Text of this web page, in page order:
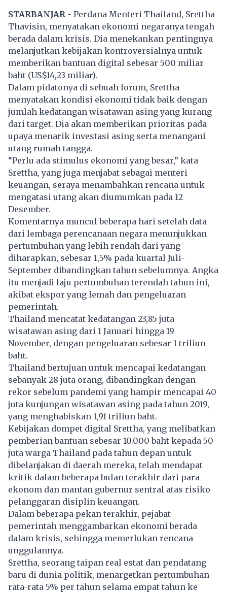
STARBANJAR - Perdana Menteri Thailand, Srettha
Thavisin, menyatakan ekonomi negaranya tengah
berada dalam krisis. Dia menekankan pentingnya
melanjutkan kebijakan kontroversialnya untuk
memberikan bantuan digital sebesar 500 miliar
baht (US$14,23 miliar).
Dalam pidatonya di sebuah forum, Srettha
menyatakan kondisi ekonomi tidak baik dengan
jumlah kedatangan wisatawan asing yang kurang
dari target. Dia akan memberikan prioritas pada
upaya menarik investasi asing serta menangani
utang rumah tangga.
“Perlu ada stimulus ekonomi yang besar,” kata
Srettha, yang juga menjabat sebagai menteri
keuangan, seraya menambahkan rencana untuk
mengatasi utang akan diumumkan pada 12
Desember.
Komentarnya muncul beberapa hari setelah data
dari lembaga perencanaan negara menunjukkan
pertumbuhan yang lebih rendah dari yang
diharapkan, sebesar 1,5% pada kuartal Juli-
September dibandingkan tahun sebelumnya. Angka
itu menjadi laju pertumbuhan terendah tahun ini,
akibat ekspor yang lemah dan pengeluaran
pemerintah.
Thailand mencatat kedatangan 23,85 juta
wisatawan asing dari 1 Januari hingga 19
November, dengan pengeluaran sebesar 1 triliun
baht.
Thailand bertujuan untuk mencapai kedatangan
sebanyak 28 juta orang, dibandingkan dengan
rekor sebelum pandemi yang hampir mencapai 40
juta kunjungan wisatawan asing pada tahun 2019,
yang menghabiskan 1,91 triliun baht.
Kebijakan dompet digital Srettha, yang melibatkan
pemberian bantuan sebesar 10.000 baht kepada 50
juta warga Thailand pada tahun depan untuk
dibelanjakan di daerah mereka, telah mendapat
kritik dalam beberapa bulan terakhir dari para
ekonom dan mantan gubernur sentral atas risiko
pelanggaran disiplin keuangan.
Dalam beberapa pekan terakhir, pejabat
pemerintah menggambarkan ekonomi berada
dalam krisis, sehingga memerlukan rencana
unggulannya.
Srettha, seorang taipan real estat dan pendatang
baru di dunia politik, menargetkan pertumbuhan
rata-rata 5% per tahun selama empat tahun ke